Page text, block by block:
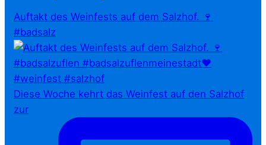
Auftakt des Weinfests auf dem Salzhof. 🍷
#badsalz
Diese Woche kehrt das Weinfest auf den Salzhof
zur